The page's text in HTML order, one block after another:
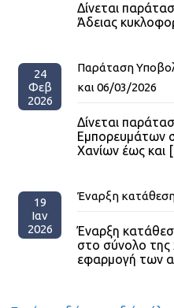
Δίνεται
Άδειας
Παράταση
και 06/03/2026
24
Φεβ
2026
Δίνεται
Εμπορευμάτων
Χανίων έως και
Έναρξη
19
Ιαν
2026
Έναρξη
στο σύνολο της
εφαρμογή των